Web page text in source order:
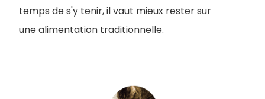
temps de s'y tenir, il vaut mieux rester sur
une alimentation traditionnelle.